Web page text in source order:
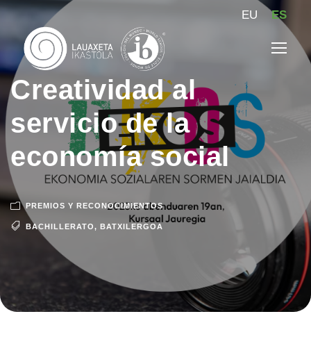
EU ES
Creatividad al
servicio de la
economía social
PREMIOS Y RECONOCIMIENTOS
BACHILLERATO, BATXILERGOA